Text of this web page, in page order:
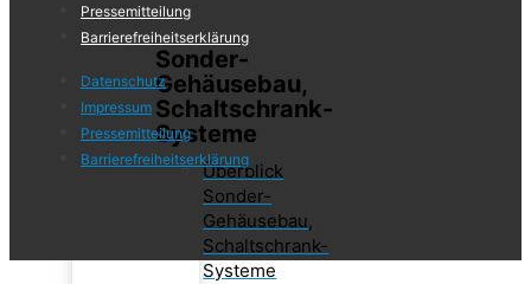
Sonder-
Gehäusebau,
Schaltschrank-
Systeme
Überblick
Sonder-
Gehäusebau,
Schaltschrank-
Systeme
Pressemitteilung
Barrierefreiheits­erklärung
Datenschutz
Impressum
Pressemitteilung
Barrierefreiheits­erklärung